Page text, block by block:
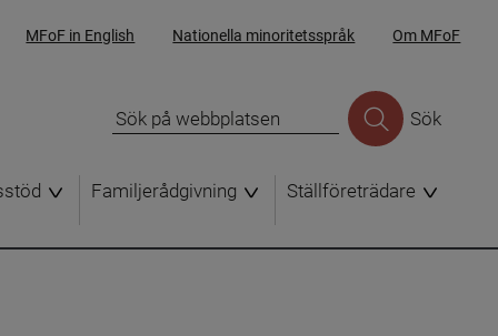
MFoF in English Nationella minoritetsspråk Om MFoF
Sök
Familjerådgivning Ställföreträdare